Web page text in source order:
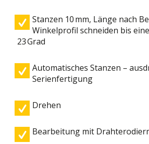
Stanzen 10 mm, Länge nach
Winkelprofil schneiden bis
23 Grad
Automatisches Stanzen –
Serienfertigung
Drehen
Bearbeitung mit